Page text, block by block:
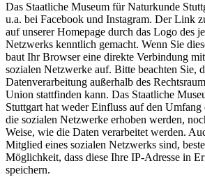
Das Staatliche Museum für Naturkunde
u.a. bei Facebook und Instagram. Der Link
auf unserer Homepage durch das Logo des
Netzwerks kenntlich gemacht. Wenn Sie
baut Ihr Browser eine direkte Verbindung
sozialen Netzwerke auf. Bitte beachten Sie,
Datenverarbeitung außerhalb des
Union stattfinden kann. Das Staatliche
Stuttgart hat weder Einfluss auf den Umfang
die sozialen Netzwerke erhoben werden,
Weise, wie die Daten verarbeitet werden.
Mitglied eines sozialen Netzwerks sind,
Möglichkeit, dass diese Ihre IP-Adresse in
speichern.